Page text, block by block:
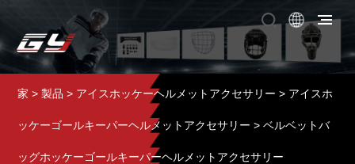
家 > 製品 > アイスホッケーヘルメットアクセサリー > アイスホ
ッケーゴールキーパーヘルメットアクセサリー > ベルベットバ
ッグホッケーゴールキーパーヘルメットアクセサリー